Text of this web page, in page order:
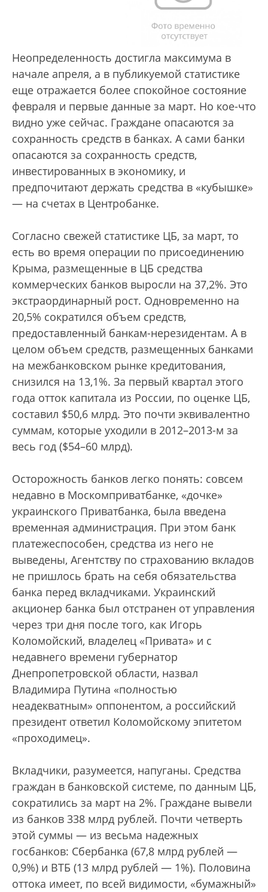
Неопределенность достигла максимума в
начале апреля, а в публикуемой статистике
еще отражается более спокойное состояние
февраля и первые данные за март. Но кое-что
видно уже сейчас. Граждане опасаются за
сохранность средств в банках. А сами банки
опасаются за сохранность средств,
инвестированных в экономику, и
предпочитают держать средства в «кубышке»
— на счетах в Центробанке.
Согласно свежей статистике ЦБ, за март, то
есть во время операции по присоединению
Крыма, размещенные в ЦБ средства
коммерческих банков выросли на 37,2%. Это
экстраординарный рост. Одновременно на
20,5% сократился объем средств,
предоставленный банкам-нерезидентам. А в
целом объем средств, размещенных банками
на межбанковском рынке кредитования,
снизился на 13,1%. За первый квартал этого
года отток капитала из России, по оценке ЦБ,
составил $50,6 млрд. Это почти эквивалентно
суммам, которые уходили в 2012–2013-м за
весь год ($54–60 млрд).
Осторожность банков легко понять: совсем
недавно в Москомприватбанке, «дочке»
украинского Приватбанка, была введена
временная администрация. При этом банк
платежеспособен, средства из него не
выведены, Агентству по страхованию вкладов
не пришлось брать на себя обязательства
банка перед вкладчиками. Украинский
акционер банка был отстранен от управления
через три дня после того, как Игорь
Коломойский, владелец «Привата» и с
недавнего времени губернатор
Днепропетровской области, назвал
Владимира Путина «полностью
неадекватным» оппонентом, а российский
президент ответил Коломойскому эпитетом
«проходимец».
Вкладчики, разумеется, напуганы. Средства
граждан в банковской системе, по данным ЦБ,
сократились за март на 2%. Граждане вывели
из банков 338 млрд рублей. Почти четверть
этой суммы — из весьма надежных
госбанков: Сбербанка (67,8 млрд рублей —
0,9%) и ВТБ (13 млрд рублей — 1%). Половина
оттока имеет, по всей видимости, «бумажный»